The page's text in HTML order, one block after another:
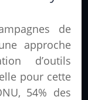
de
approche
d’outils
pour cette
54% des